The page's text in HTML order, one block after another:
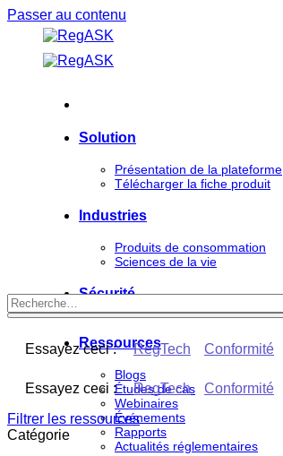
Passer au contenu
Solution
Présentation de la plateforme
Télécharger la fiche produit
Industries
Produits de consommation
Sciences de la vie
Sécurité
Ressources
Blogs
Études de cas
Webinaires
Événements
Rapports
Actualités réglementaires
Essayez ceci : RegTech Conformité
Essayez ceci : RegTech
Conformité
Filtrer les ressources
Catégorie